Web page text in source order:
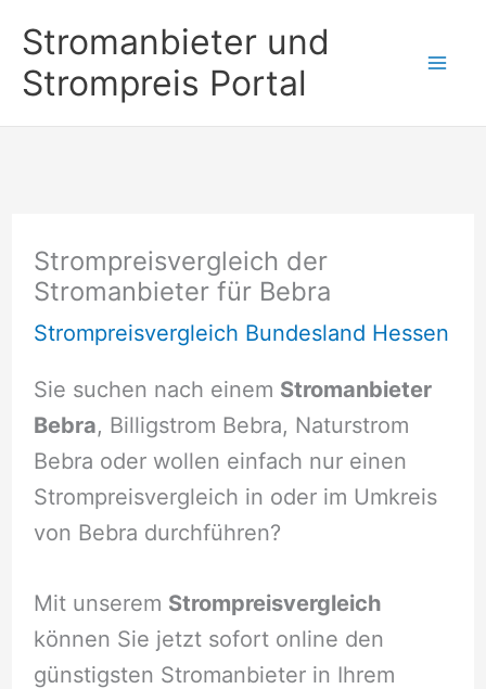
Inhalt
springen
Stromanbieter und
Strompreis Portal
Strompreisvergleich der
Stromanbieter für Bebra
Strompreisvergleich Bundesland Hessen
Sie suchen nach einem Stromanbieter
Bebra, Billigstrom Bebra, Naturstrom
Bebra oder wollen einfach nur einen
Strompreisvergleich in oder im Umkreis
von Bebra durchführen?
Mit unserem Strompreisvergleich
können Sie jetzt sofort online den
günstigsten Stromanbieter in Ihrem